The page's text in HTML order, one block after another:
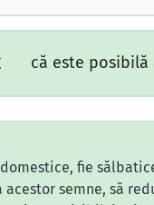
că este
fie
semne, să